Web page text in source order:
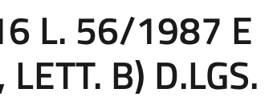
L. 56/1987 E
B) D.LGS.